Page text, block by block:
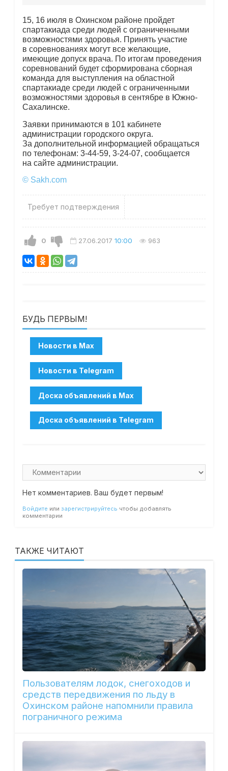
15, 16 июля в Охинском районе пройдет
спартакиада среди людей с ограниченными
возможностями здоровья. Принять участие
в соревнованиях могут все желающие,
имеющие допуск врача. По итогам проведения
соревнований будет сформирована сборная
команда для выступления на областной
спартакиаде среди людей с ограниченными
возможностями здоровья в сентябре в Южно-
Сахалинске.
Заявки принимаются в 101 кабинете
администрации городского округа.
За дополнительной информацией обращаться
по телефонам: 3-44-59, 3-24-07, сообщается
на сайте администрации.
© Sakh.com
Требует подтверждения
0 27.06.2017 10:00 963
БУДЬ ПЕРВЫМ!
Нет комментариев. Ваш будет первым!
Войдите или зарегистрируйтесь чтобы добавлять
комментарии
ТАКЖЕ ЧИТАЮТ
Пользователям лодок, снегоходов и
средств передвижения по льду в
Охинском районе напомнили правила
пограничного режима